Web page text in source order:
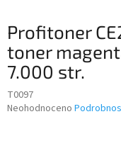
Profitoner
toner
7.000 str.
T0097
Průměrné
Neohodnoceno